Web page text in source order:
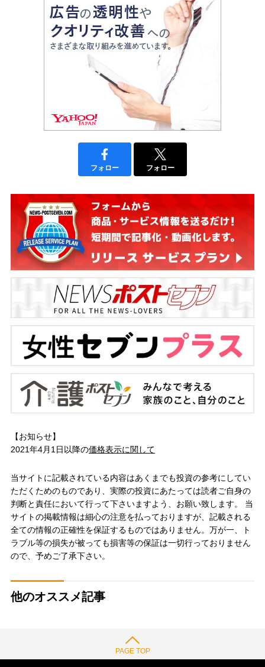
フォロー フォロー
【お知らせ】
2021年4月1日以降の価格表示に関して
当サイトに記載されている内容はあくまでも投資の参考にしてい
ただくためのものであり、実際の投資にあたっては読者ご自身の
判断と責任において行って下さいますよう、お願い致します。 当
サイトの掲載情報は細心の注意を払っておりますが、記載される
全ての情報の正確性を保証するものではありません。万が一、ト
ラブル等の損失が被っても損害等の保証は一切行っておりません
ので、予めご了承下さい。
他のオススメ記事
PAGE TOP